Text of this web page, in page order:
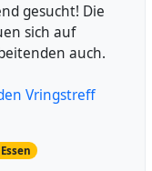
gesucht! Die
sich auf
auch.
Vringstreff
Essen